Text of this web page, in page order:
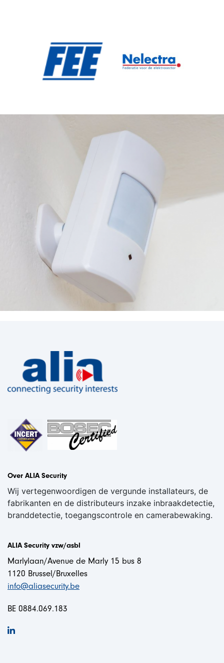
Over ALIA Security
Wij vertegenwoordigen de vergunde installateurs, de
fabrikanten en de distributeurs inzake inbraakdetectie,
branddetectie, toegangscontrole en camerabewaking.
ALIA Security vzw/asbl
Marlylaan/Avenue de Marly 15 bus 8
1120 Brussel/Bruxelles
info@aliasecurity.be
BE 0884.069.183